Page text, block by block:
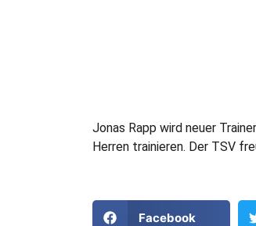
Jonas Rapp wird neuer
Herren trainieren. Der TSV
Facebook